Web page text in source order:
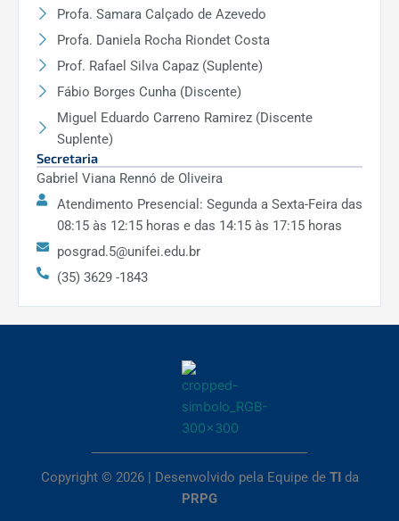
Profa. Samara Calçado de Azevedo
Profa. Daniela Rocha Riondet Costa
Prof. Rafael Silva Capaz (Suplente)
Fábio Borges Cunha (Discente)
Miguel Eduardo Carreno Ramirez (Discente
Suplente)
Secretaria
Gabriel Viana Rennó de Oliveira
Atendimento Presencial: Segunda a Sexta-Feira das
08:15 às 12:15 horas e das 14:15 às 17:15 horas
posgrad.5@unifei.edu.br
(35) 3629 -1843
Copyright © 2026 | Desenvolvido pela Equipe de TI da
PRPG